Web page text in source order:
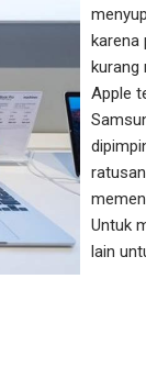
karena
kurang
Apple
Untuk
lain